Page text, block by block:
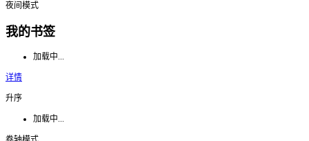
夜间模式
我的书签
加载中...
详情
升序
加载中...